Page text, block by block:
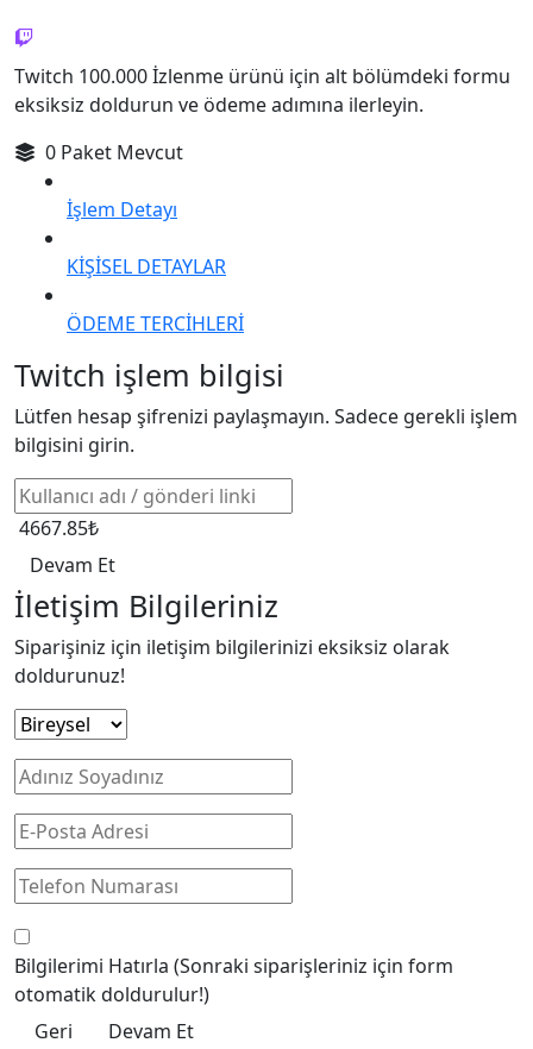
Twitch 100.000 İzlenme ürünü için alt bölümdeki formu
eksiksiz doldurun ve ödeme adımına ilerleyin.
0 Paket Mevcut
İşlem Detayı
KİŞİSEL DETAYLAR
ÖDEME TERCİHLERİ
Twitch işlem bilgisi
Lütfen hesap şifrenizi paylaşmayın. Sadece gerekli işlem
bilgisini girin.
4667.85₺
Devam Et
İletişim Bilgileriniz
Siparişiniz için iletişim bilgilerinizi eksiksiz olarak
doldurunuz!
Bilgilerimi Hatırla (Sonraki siparişleriniz için form
otomatik doldurulur!)
Geri
Devam Et